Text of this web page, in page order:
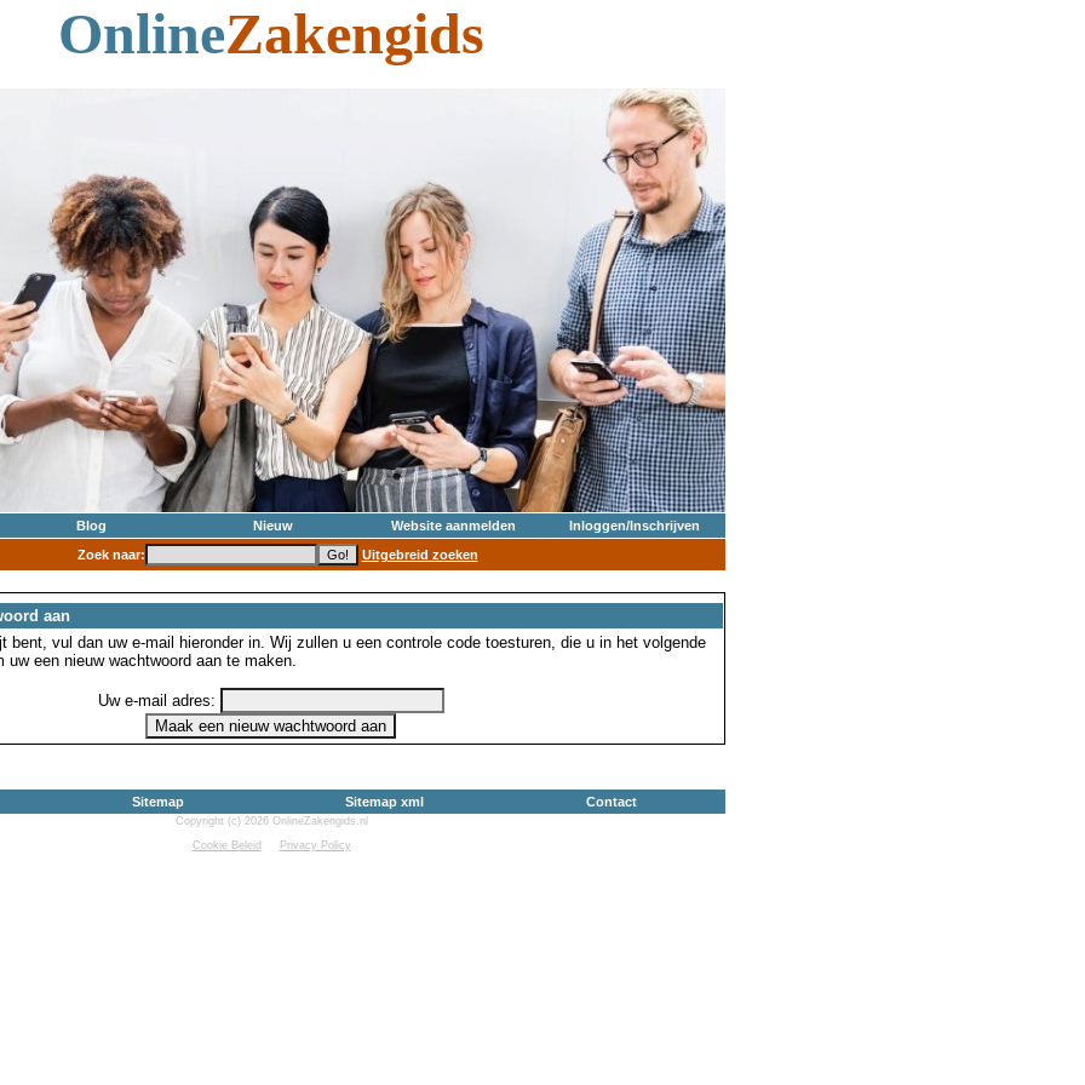
OnlineZakengids
Blog Nieuw Website aanmelden
Inloggen/Inschrijven
Zoek naar:
Uitgebreid zoeken
aan
bent, vul dan uw e-mail hieronder in. Wij zullen u een controle code toesturen, die u in het volgende
een nieuw wachtwoord aan te maken.
Uw e-mail adres:
Sitemap Sitemap xml Contact
Copyright (c) 2026 OnlineZakengids.nl
Cookie Beleid
Privacy Policy